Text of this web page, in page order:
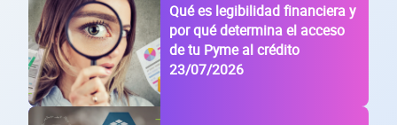
Qué es legibilidad financiera y
por qué determina el acceso
de tu Pyme al crédito
23/07/2026